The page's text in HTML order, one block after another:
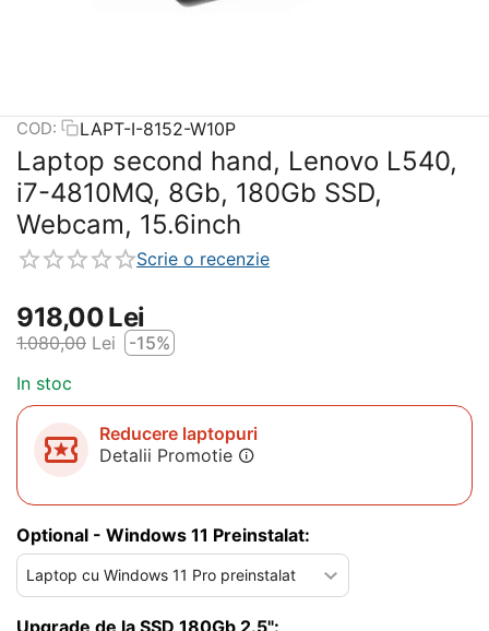
COD: LAPT-I-8152-W10P
Laptop second hand, Lenovo L540,
i7-4810MQ, 8Gb, 180Gb SSD,
Webcam, 15.6inch
Scrie o recenzie
918,00Lei
1.080,00 Lei
-15%
In stoc
Reducere laptopuri
Detalii Promotie
Optional - Windows 11 Preinstalat:
Upgrade de la SSD 180Gb 2.5":